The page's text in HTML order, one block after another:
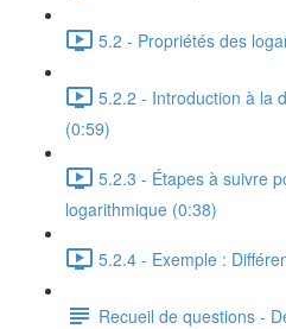
5.2 - Propriétés des
5.2.2 - Introduction à la
(0:59)
5.2.3 - Étapes à suivre
logarithmique (0:38)
5.2.4 - Exemple :
Recueil de questions -